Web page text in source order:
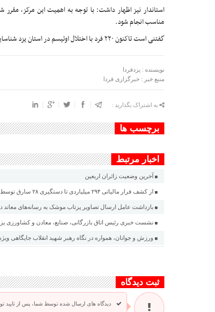
استاندار نیز اظهار داشت: با توجه به اهمیت این مرکز،
مناسب انجام شود.
گفتنی است تاکنون ۲۲۰ فرد با اختلال اوتیسم در استان یزد شناسایی شده‌اند.
نویسنده : یزدفردا
منبع خبر : خبرگزاری فردا
به اشتراک بگذارید :
برچسب ها
اخبار مرتبط
آخرین وضعیت زائران اربعین
از کشف فرار مالیاتی ۲۹۴ میلیاردی تا دستگیری ۲۸ سارق توسط پلیس یزد
بازداشت عامل ارسال تصاویر پرتاب موشک به رسانه‌های معاند
نشست خبری رئیس اتاق بازرگانی، صنایع، معادن و کشاورزی
ورزش و جوانان، همواره در نگاه رهبر شهید انقلاب جایگاهی
ثبت دیدگاه
دیدگاه های ارسال شده توسط شما، پس از تایید